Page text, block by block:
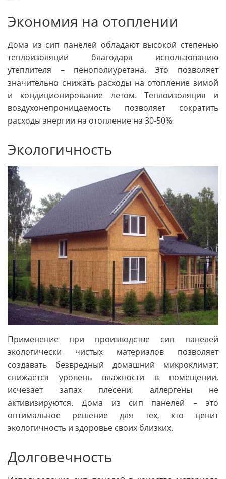
Экономия на отоплении
Дома из сип панелей обладают высокой степенью
теплоизоляции благодаря использованию
утеплителя – пенополиуретана. Это позволяет
значительно снижать расходы на отопление зимой
и кондиционирование летом. Теплоизоляция и
воздухонепроницаемость позволяет сократить
расходы энергии на отопление на 30-50%
Экологичность
Применение при производстве сип панелей
экологически чистых материалов позволяет
создавать безвредный домашний микроклимат:
снижается уровень влажности в помещении,
исчезает запах плесени, аллергены не
активизируются. Дома из сип панелей – это
оптимальное решение для тех, кто ценит
экологичность и здоровье своих близких.
Долговечность